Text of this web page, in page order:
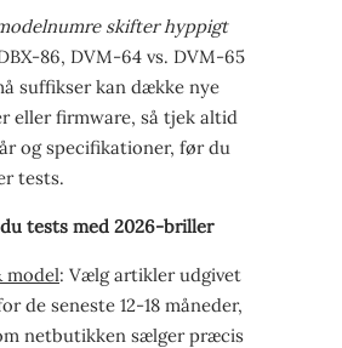
skifter hyppigt
86, DVM-64 vs. DVM-65
suffikser kan dække nye
eller firmware, så tjek altid
og specifikationer, før du
tests.
tests med 2026-briller
model: Vælg artikler udgivet
de seneste 12-18 måneder,
netbutikken sælger præcis